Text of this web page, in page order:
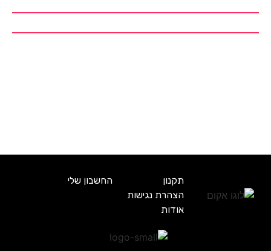
תקנון
החשבון שלי
הצהרת נגישות
אודות